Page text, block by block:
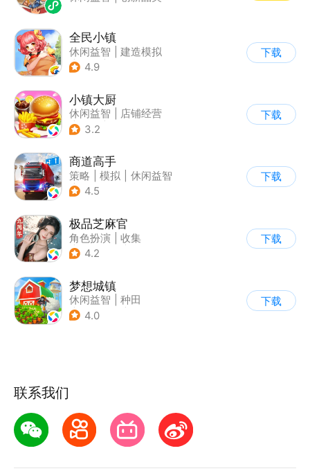
全民小镇
休闲益智
建造模拟
| 卡通
4.9
下载
小镇大厨
休闲益智
店铺经营
| 美食
3.2
下载
商道高手
策略 模拟
休闲益智
| 收集
4.5
下载
极品芝麻官
角色扮演
收集
| 架空历史
4.2
下载
梦想城镇
休闲益智
种田
| 田园生活
4.0
下载
联系我们